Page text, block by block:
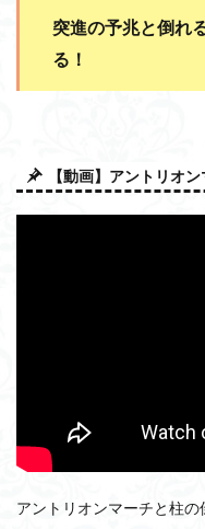
突進の予兆と倒れ
る！
【動画】アントリオ
アントリオンマーチと柱の